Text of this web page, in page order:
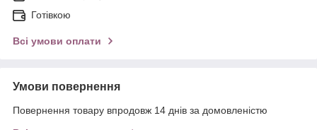
Готівкою
Всі умови оплати
Умови повернення
Повернення товару впродовж 14 днів за домовленістю